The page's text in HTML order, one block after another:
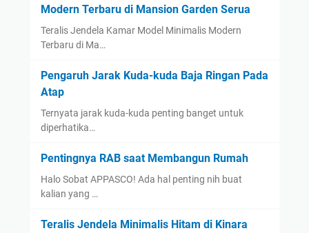
Modern Terbaru di Mansion Garden Serua
Teralis Jendela Kamar Model Minimalis Modern
Terbaru di Ma…
Pengaruh Jarak Kuda-kuda Baja Ringan Pada
Atap
Ternyata jarak kuda-kuda penting banget untuk
diperhatika…
Pentingnya RAB saat Membangun Rumah
Halo Sobat APPASCO! Ada hal penting nih buat
kalian yang …
Teralis Jendela Minimalis Hitam di Kinara